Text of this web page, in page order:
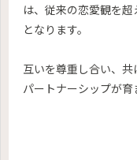
は、従来の恋愛観を
となります。
互いを尊重し合い、
パートナーシップが育